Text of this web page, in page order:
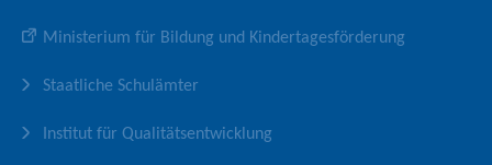
e
P
n
Ministerium für Bildung und Kindertagesförderung
Staatliche Schulämter
Institut für Qualitätsentwicklung